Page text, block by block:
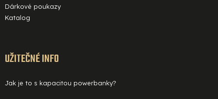
Dárkové poukazy
Katalog
UŽITEČNÉ INFO
Jak je to s kapacitou powerbanky?